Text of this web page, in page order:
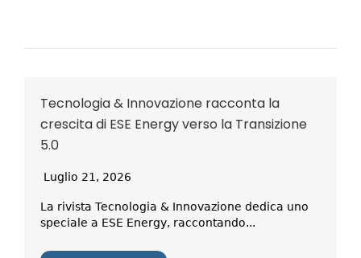
Tecnologia & Innovazione racconta la
crescita di ESE Energy verso la Transizione
5.0
Luglio 21, 2026
La rivista Tecnologia & Innovazione dedica uno
speciale a ESE Energy, raccontando...